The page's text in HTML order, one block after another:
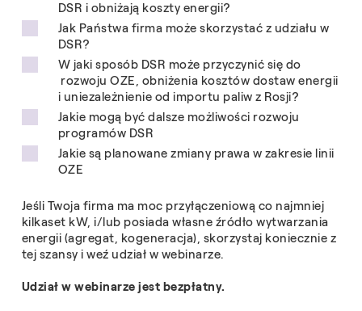
DSR i obniżają koszty energii?
Jak Państwa firma może skorzystać z udziału w
DSR?
W jaki sposób DSR może przyczynić się do
rozwoju OZE, obniżenia kosztów dostaw energii
i uniezależnienie od importu paliw z Rosji?
Jakie mogą być dalsze możliwości rozwoju
programów DSR
Jakie są planowane zmiany prawa w zakresie linii
OZE
Jeśli Twoja firma ma moc przyłączeniową co najmniej
kilkaset kW, i/lub posiada własne źródło wytwarzania
energii (agregat, kogeneracja), skorzystaj koniecznie z
tej szansy i weź udział w webinarze.
Udział w webinarze jest bezpłatny.